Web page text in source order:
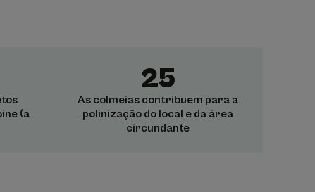
(a
25
As colmeias contribuem para a
polinização do local e da área
circundante